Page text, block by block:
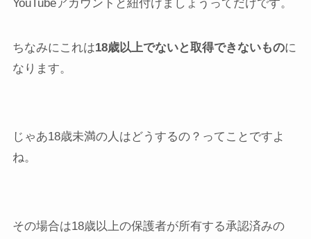
YouTubeアカウントと紐付けましょうってだけです。
ちなみにこれは18歳以上でないと取得できないものに
なります。
じゃあ18歳未満の人はどうするの？ってことですよ
ね。
その場合は18歳以上の保護者が所有する承認済みの